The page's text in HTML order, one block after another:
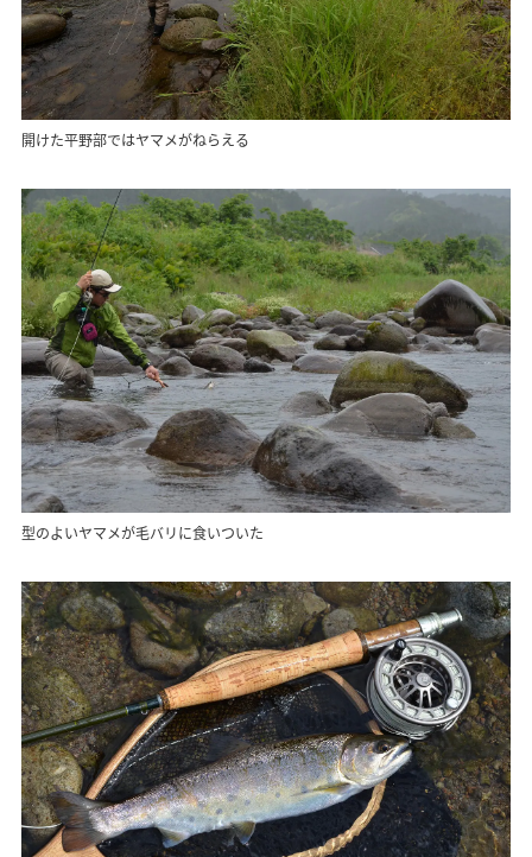
開けた平野部ではヤマメがねらえる
型のよいヤマメが毛バリに食いついた